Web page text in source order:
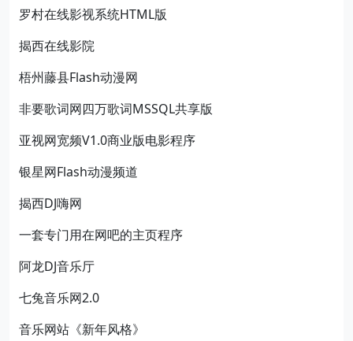
罗村在线影视系统HTML版
揭西在线影院
梧州藤县Flash动漫网
非要歌词网四万歌词MSSQL共享版
亚视网宽频V1.0商业版电影程序
银星网Flash动漫频道
揭西DJ嗨网
一套专门用在网吧的主页程序
阿龙DJ音乐厅
七兔音乐网2.0
音乐网站《新年风格》